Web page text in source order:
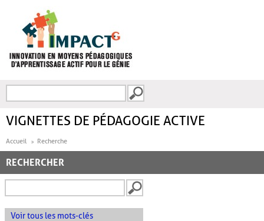
FORMULAIRE DE
VIGNETTES DE PÉDAGOGIE ACTIVE
Accueil Recherche
RECHERCHER
Voir tous les mots-clés